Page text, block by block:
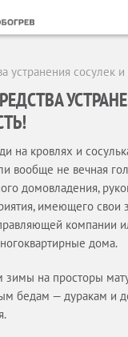
устранения сосулек
на кровлях и
вообще не вечная
домовладения,
имеющего свои
компании
дома.
зимы на просторы
бедам — дуракам и